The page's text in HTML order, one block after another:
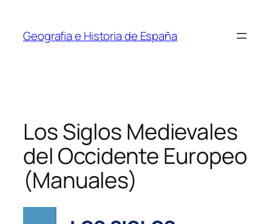
contenido
Geografia e Historia de España
Los Siglos Medievales
del Occidente Europeo
(Manuales)